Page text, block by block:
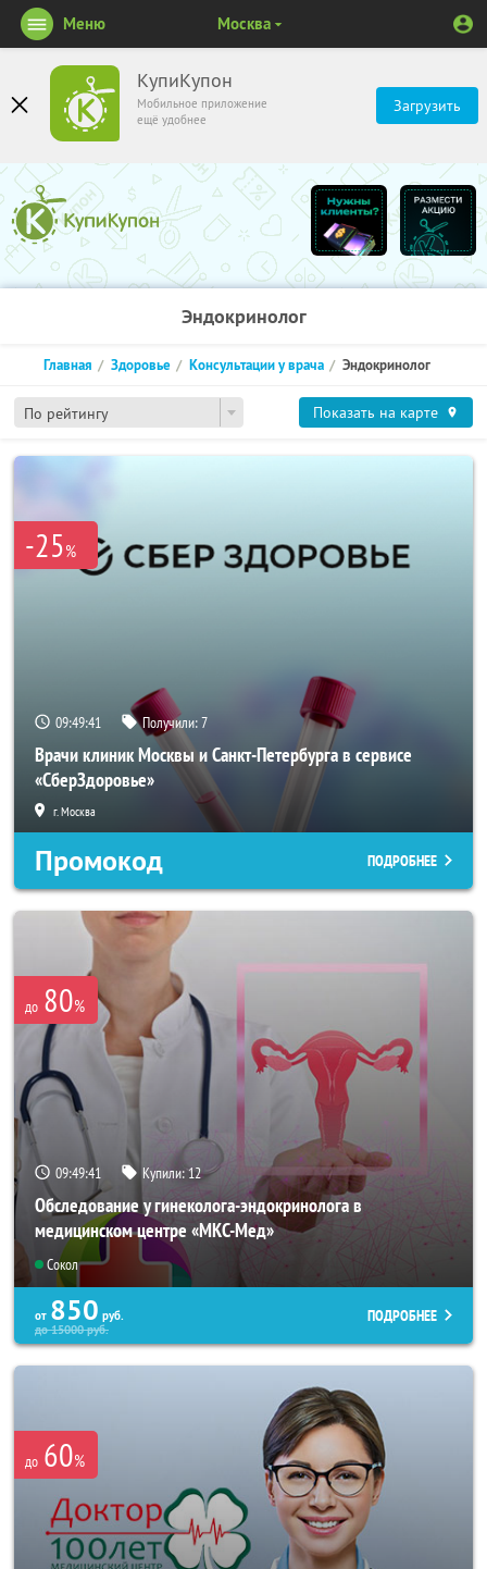
КупиКупон
Мобильное приложение
ещё удобнее
Загрузить
Меню Москва
Эндокринолог
По рейтингу
Главная Здоровье Консультации у врача Эндокринолог
Показать на карте
-25%
09:49:40 Получили:7
Врачи клиник Москвы и Санкт-Петербурга в сервисе
«СберЗдоровье»
г. Москва
Промокод ПОДРОБНЕЕ
до 80%
09:49:40 Купили:12
Обследование у гинеколога-эндокринолога в
медицинском центре «МКС-Мед»
Сокол
от 850 руб.
до15000руб.
ПОДРОБНЕЕ
до 60%